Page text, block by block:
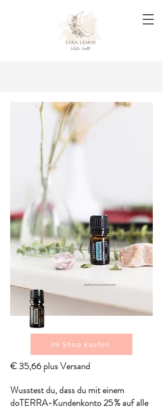
Im Shop kaufen
€ 35,66 plus Versand
Wusstest du, dass du mit einem
doTERRA-Kundenkonto 25 % auf alle